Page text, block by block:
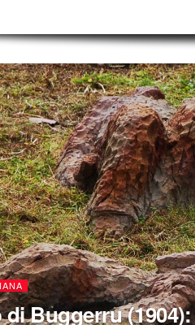
Buggerru